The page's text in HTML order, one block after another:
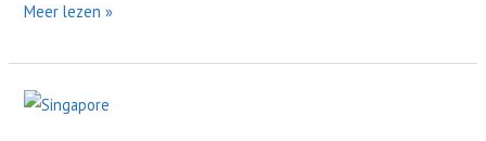
Meer lezen »
Singapore